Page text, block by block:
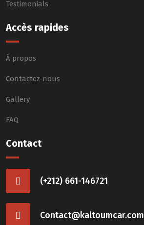
Testimonials
Accès rapides
À propos
Contactez-nous
Gallery
FAQ
Contact
(+212) 661-146721
Contact@kaltoumcar.com